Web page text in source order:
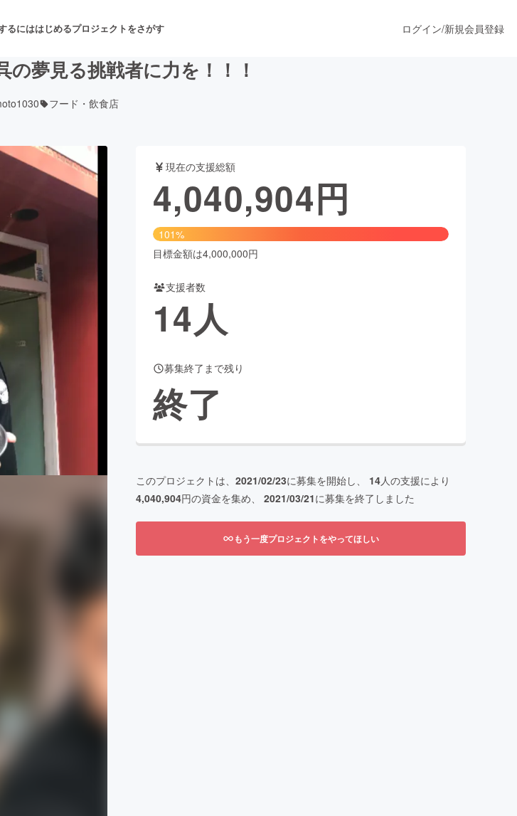
るにははじめるプロジェクトをさがす
舞台・パフォーマンス
ファッション
ビューティー・ヘルスケア
GoodCAMPFIRE Creation
さと納税
ログイン/新規会員登録
の夢見る挑戦者に力を！！！
フード・飲食店
現在の支援総額
4,040,904円
101%
目標金額は4,000,000円
支援者数
14人
募集終了まで残り
終了
このプロジェクトは、 2021/02/23に募集を開始し、 14人の支援により
4,040,904円の資金を集め、 2021/03/21に募集を終了しました
もう一度プロジェクトをやってほしい